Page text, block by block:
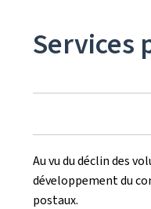
Services
Au vu du déclin des
développement du
postaux.